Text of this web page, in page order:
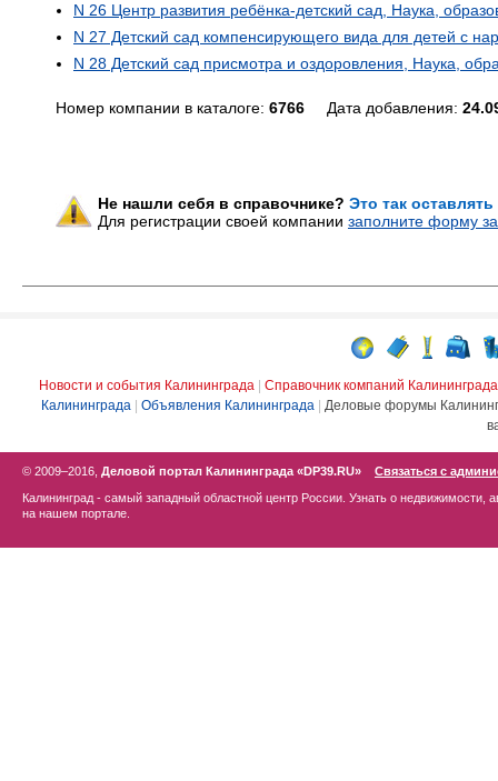
N 26 Центр развития ребёнка-детский сад, Наука,
N 27 Детский сад компенсирующего вида для детей с
N 28 Детский сад присмотра и оздоровления, Наука,
Номер компании в каталоге: 6766 Дата добавления:
Не нашли себя в справочнике? Это так
Для регистрации своей компании заполните форму
Новости и события Калининграда
Справочник компаний Калининграда
Калининграда
Объявления Калининграда
Деловые форумы
© 2009–2016, Деловой портал Калининграда «DP39.RU»
Связаться с
Калининград - самый западный областной центр России. Узнать о недвижимости,
на нашем портале.